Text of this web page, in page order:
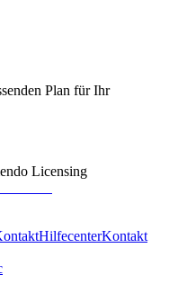
Plan für Ihr
Licensing
HilfecenterKontakt